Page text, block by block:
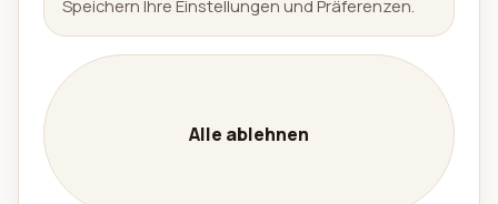
Availabell
Unternehmen
Unternehmen
Leistungen
Kontakt
Speichern Ihre Einstellungen und Präferenzen.
Alle ablehnen